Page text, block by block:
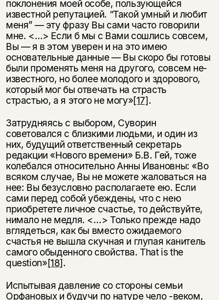
поклонения моей особе, пользующейся
известной репутацией. “Такой умный и любит
меня” — эту фразу Вы сами часто говорили
мне. <…> Если б мы с Вами сошлись совсем,
Вы — я в этом уверен и на это имею
основательные данные — Вы скоро бы готовы
были променять меня на другого, совсем не­
известного, но более молодого и здорового,
который мог бы отвечать на страсть
страстью, а я этого не могу»[17].
Затрудняясь с выбором, Суворин
советовался с близкими людьми, и один из
них, будущий ответственный секретарь
редакции «Нового времени» Б.В. Гей, тоже
колебался относительно Анны Ивановны: «Во
всяком случае, Вы не можете жаловаться на
нее: Вы безусловно располагаете ею. Если
сами перед собой убеждены, что с нею
приобретете личное счастье, то действуйте,
нимало не медля. <…> Только прежде надо
вглядеться, как бы вместо ожи­даемого
счастья не вышла скучная и глупая канитель
самого обыденного свойства. That is the
question»[18].
Испытывая давление со стороны семьи
Орфановых и будучи по натуре чело -веком,